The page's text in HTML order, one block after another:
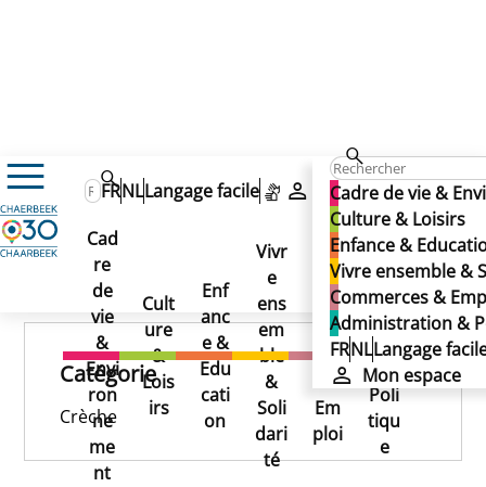
Cadre de vie &
Culture & Loisirs
Enfance &
Vivre ensemble &
Commerces &
Administration &
FRNLLangage
Mon espace
FRNLLangage facile
Mon espace
Cad
re
de
vie
&
Envi
ron
ne
me
nt
Cult
ure
&
Lois
irs
Enf
anc
e &
Edu
cati
on
Vivr
e
ens
em
ble
&
Soli
dari
té
Co
mm
erc
es
&
Em
ploi
Ad
min
istr
atio
n &
Poli
tiqu
e
La Trifide
La Trifide
La Trifide
Publié le 25/11/2024
Catégorie
Crèche